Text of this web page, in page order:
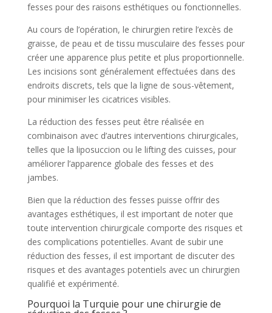
fesses pour des raisons esthétiques ou fonctionnelles.
Au cours de l’opération, le chirurgien retire l’excès de
graisse, de peau et de tissu musculaire des fesses pour
créer une apparence plus petite et plus proportionnelle.
Les incisions sont généralement effectuées dans des
endroits discrets, tels que la ligne de sous-vêtement,
pour minimiser les cicatrices visibles.
La réduction des fesses peut être réalisée en
combinaison avec d’autres interventions chirurgicales,
telles que la liposuccion ou le lifting des cuisses, pour
améliorer l’apparence globale des fesses et des
jambes.
Bien que la réduction des fesses puisse offrir des
avantages esthétiques, il est important de noter que
toute intervention chirurgicale comporte des risques et
des complications potentielles. Avant de subir une
réduction des fesses, il est important de discuter des
risques et des avantages potentiels avec un chirurgien
qualifié et expérimenté.
Pourquoi la Turquie pour une chirurgie de